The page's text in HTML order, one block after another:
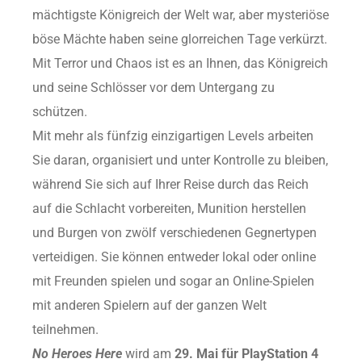
mächtigste Königreich der Welt war, aber mysteriöse
böse Mächte haben seine glorreichen Tage verkürzt.
Mit Terror und Chaos ist es an Ihnen, das Königreich
und seine Schlösser vor dem Untergang zu
schützen.
Mit mehr als fünfzig einzigartigen Levels arbeiten
Sie daran, organisiert und unter Kontrolle zu bleiben,
während Sie sich auf Ihrer Reise durch das Reich
auf die Schlacht vorbereiten, Munition herstellen
und Burgen von zwölf verschiedenen Gegnertypen
verteidigen. Sie können entweder lokal oder online
mit Freunden spielen und sogar an Online-Spielen
mit anderen Spielern auf der ganzen Welt
teilnehmen.
No Heroes Here wird am 29. Mai für PlayStation 4